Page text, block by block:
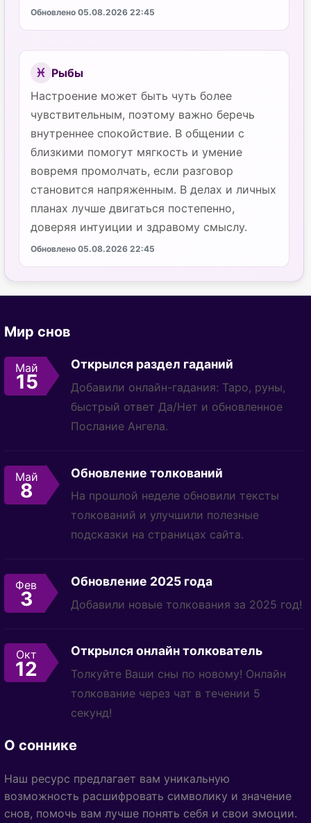
Обновлено 05.08.2026 22:45
♓ Рыбы
Настроение может быть чуть более
чувствительным, поэтому важно беречь
внутреннее спокойствие. В общении с
близкими помогут мягкость и умение
вовремя промолчать, если разговор
становится напряженным. В делах и личных
планах лучше двигаться постепенно,
доверяя интуиции и здравому смыслу.
Обновлено 05.08.2026 22:45
Мир снов
Май
15
Открылся раздел гаданий
Добавили онлайн-гадания: Таро, руны,
быстрый ответ Да/Нет и обновленное
Послание Ангела.
Май
8
Обновление толкований
На прошлой неделе обновили тексты
толкований и улучшили полезные
подсказки на страницах сайта.
Фев
3
Обновление 2025 года
Добавили новые толкования за 2025 год!
Окт
12
Открылся онлайн толкователь
Толкуйте Ваши сны по новому! Онлайн
толкование через чат в течении 5
секунд!
О соннике
Наш ресурс предлагает вам уникальную
возможность расшифровать символику и значение
снов, помочь вам лучше понять себя и свои эмоции.